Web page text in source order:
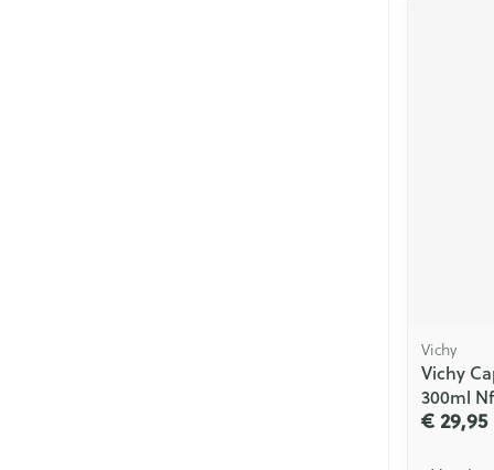
Vichy
Vichy
300ml Nf
€ 29,95